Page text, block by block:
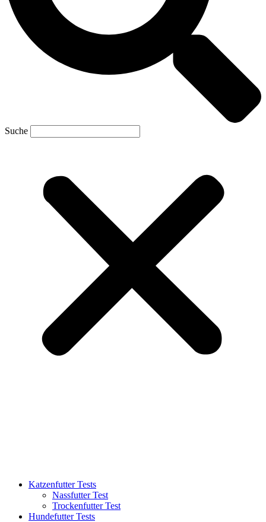
Suche
Katzenfutter Tests
Nassfutter Test
Trockenfutter Test
Hundefutter Tests